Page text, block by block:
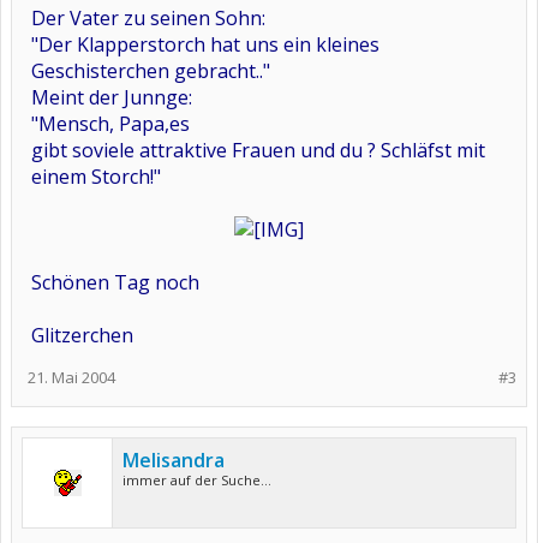
Der Vater zu seinen Sohn:
"Der Klapperstorch hat uns ein kleines
Geschisterchen gebracht.."
Meint der Junnge:
"Mensch, Papa,es
gibt soviele attraktive Frauen und du ? Schläfst mit
einem Storch!"
Schönen Tag noch
Glitzerchen
#3
21. Mai 2004
Melisandra
immer auf der Suche...